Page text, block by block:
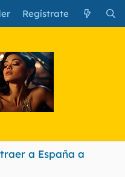
Regístrate
a España a